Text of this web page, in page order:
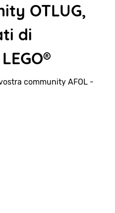
OTLUG,
di
vostra community AFOL -